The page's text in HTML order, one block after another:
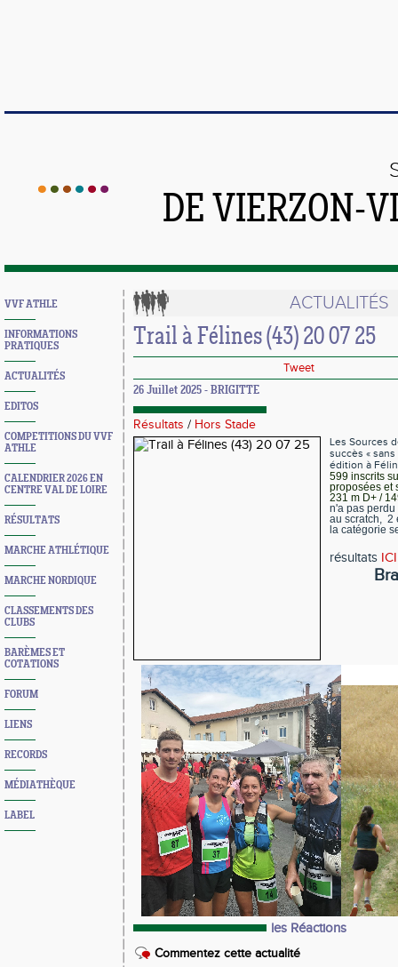
DE VIERZON-
VVF ATHLE
INFORMATIONS
PRATIQUES
ACTUALITÉS
EDITOS
COMPETITIONS DU VVF
ATHLE
CALENDRIER 2026 EN
CENTRE VAL DE LOIRE
RÉSULTATS
MARCHE ATHLÉTIQUE
MARCHE NORDIQUE
CLASSEMENTS DES
CLUBS
BARÈMES ET
COTATIONS
FORUM
LIENS
RECORDS
MÉDIATHÈQUE
LABEL
ACTUALITÉS
Trail à Félines (43) 20 07 25
Tweet
26 Juillet 2025 - BRIGITTE
Résultats / Hors Stade
Les Sources
succès «
édition à
599 inscrits
proposées et
231 m D+ /
n'a pas perdu
au scratch, 2
la catégorie
résultats ICI
les Réactions
Commentez cette actualité